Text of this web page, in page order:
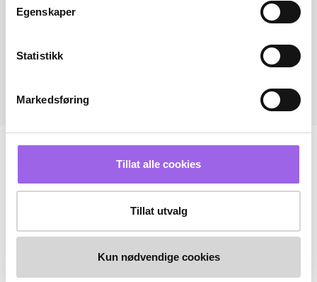
Egenskaper
Statistikk
Markedsføring
Tillat alle cookies
Tillat utvalg
Kun nødvendige cookies